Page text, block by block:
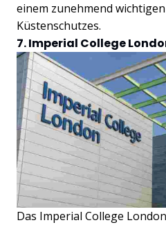
einem zunehmend
Küstenschutzes.
7. Imperial College
Das Imperial College